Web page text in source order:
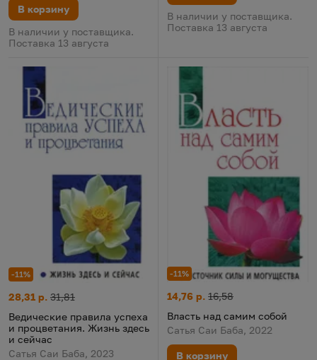
В корзину
В наличии у поставщика.
Поставка 13 августа
В наличии у поставщика.
Поставка 13 августа
-11%
Ведические правила успеха и процветания. Жизнь здесь и
Цена:
28,31 р.
Старая цена:
31,81
Ведические правила успеха
и процветания. Жизнь здесь
и сейчас
Сатья Саи Баба, 2023
-11%
Власть над самим собой
Цена:
14,76 р.
Старая цена:
16,58
Власть над самим собой
Сатья Саи Баба, 2022
В корзину